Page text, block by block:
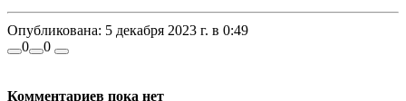
Опубликована: 5 декабря 2023 г. в 0:49
0
0
Комментариев пока нет